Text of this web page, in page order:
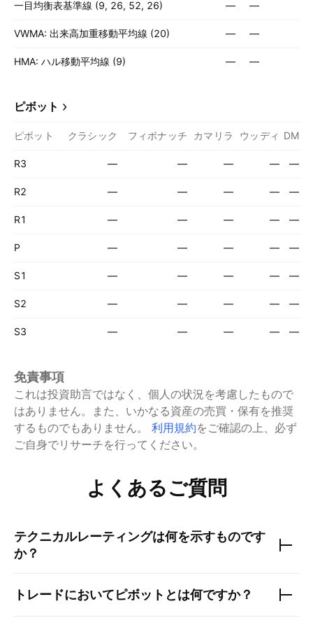
一目均衡表基準線 (9, 26, 52, 26) — —
VWMA: 出来高加重移動平均線 (20) — —
HMA: ハル移動平均線 (9) — —
ピボット
ピボット クラシック フィボナッチ カマリラ ウッディ DM
R3 — — — — —
R2 — — — — —
R1 — — — — —
P — — — — —
S1 — — — — —
S2 — — — — —
S3 — — — — —
免責事項
これは投資助言ではなく、個人の状況を考慮したもので
はありません。また、いかなる資産の売買・保有を推奨
するものでもありません。
利用規約をご確認の上、必ず
ご自身でリサーチを行ってください。
よくあるご質問
テクニカルレーティングは何を示すものです
か？
トレードにおいてピボットとは何ですか？